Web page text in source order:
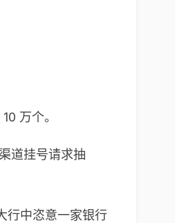
万个。
道挂号请求抽
行中恣意一家银行